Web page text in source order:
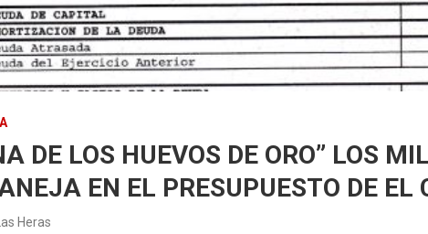
DE LOS HUEVOS DE ORO” LOS
EN EL PRESUPUESTO DE EL
Heras